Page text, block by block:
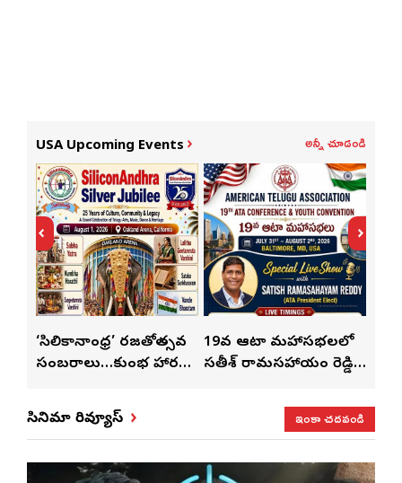
USA Upcoming Events అన్నీ చూడండి
‘సిలికానాంధ్ర’ రజతోత్సవ
సంబరాలు…కుంభ హారతి
19వ ఆటా మహాసభలలో
సతీశ్ రామసహాయం రెడ్డి
సినిమా రివ్యూస్
ఇంకా చదవండి